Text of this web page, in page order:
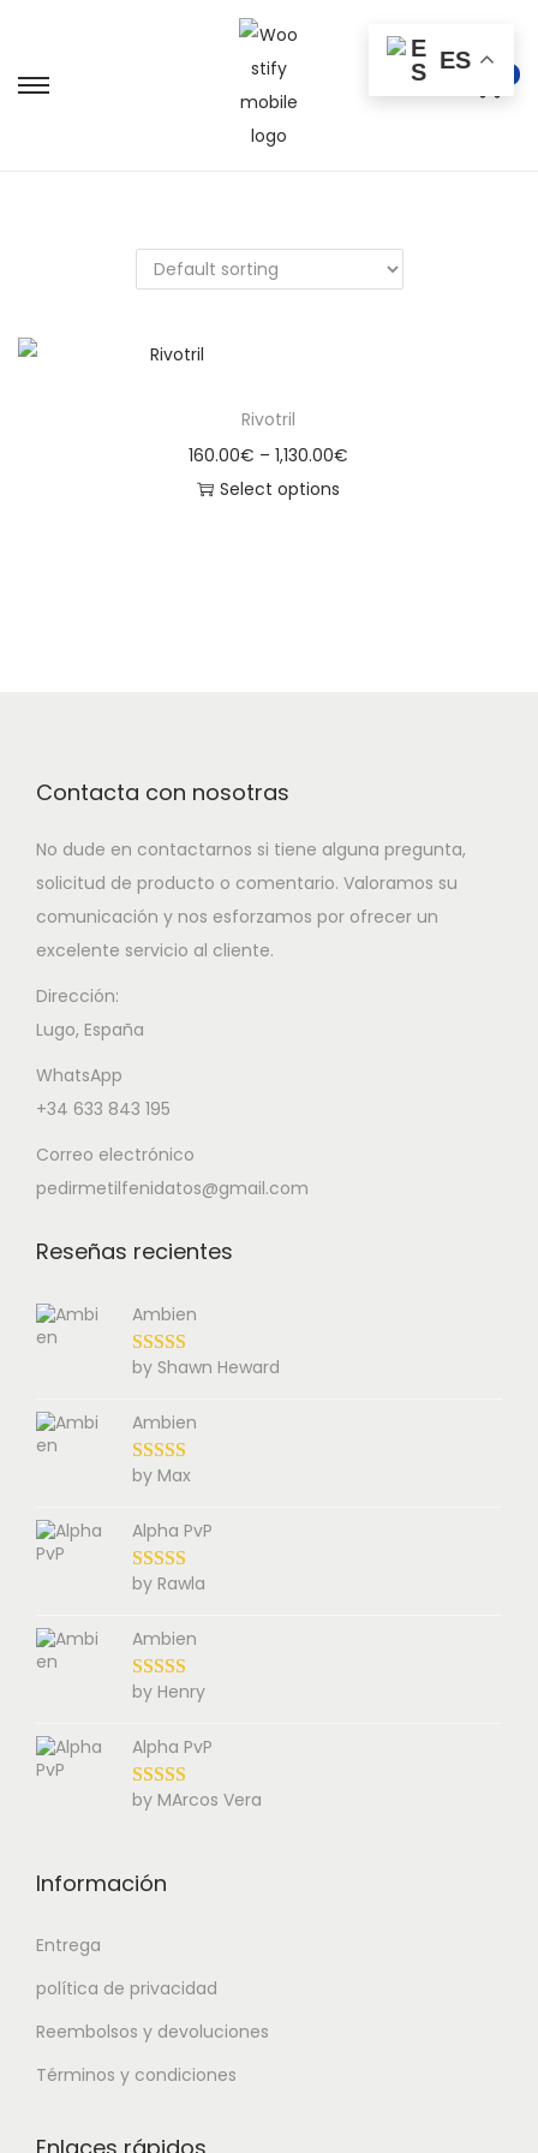
Rivotril
160.00€ – 1,130.00€
Select options
Contacta con nosotras
No dude en contactarnos si tiene alguna pregunta,
solicitud de producto o comentario. Valoramos su
comunicación y nos esforzamos por ofrecer un
excelente servicio al cliente.
Dirección:
Lugo, España
WhatsApp
+34 633 843 195
Correo electrónico
pedirmetilfenidatos@gmail.com
Reseñas recientes
Ambien
by Shawn Heward
Ambien
by Max
Alpha PvP
by Rawla
Ambien
by Henry
Alpha PvP
by MArcos Vera
Información
Entrega
política de privacidad
Reembolsos y devoluciones
Términos y condiciones
ES